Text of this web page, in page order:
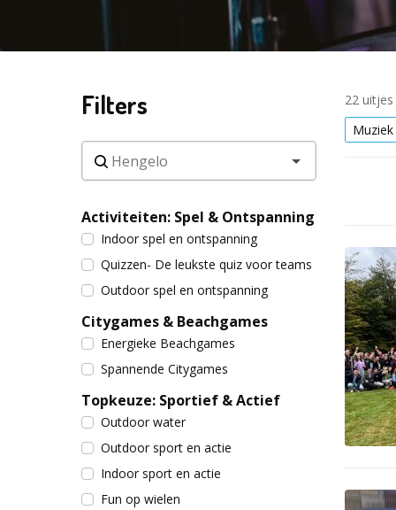
Filters
Activiteiten: Spel & Ontspanning
Indoor spel en ontspanning
Quizzen- De leukste quiz voor teams
Outdoor spel en ontspanning
Citygames & Beachgames
Energieke Beachgames
Spannende Citygames
Topkeuze: Sportief & Actief
Outdoor water
Outdoor sport en actie
Indoor sport en actie
Fun op wielen
22